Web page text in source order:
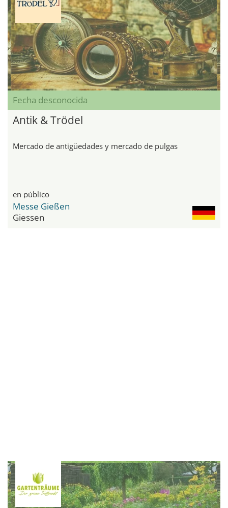
Fecha desconocida
Antik & Trödel
Mercado de antigüedades y mercado de pulgas
en público
Messe Gießen
Giessen